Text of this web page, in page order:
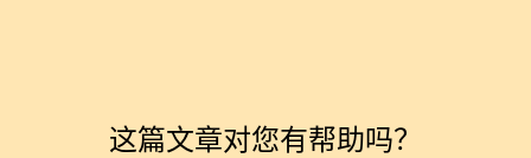
这篇文章对您有帮助吗？